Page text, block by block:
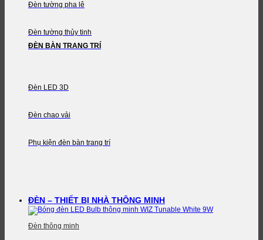
Đèn tường pha lê
Đèn tường thủy tinh
ĐÈN BÀN TRANG TRÍ
Đèn LED 3D
Đèn chao vải
Phụ kiện đèn bàn trang trí
ĐÈN – THIẾT BỊ NHÀ THÔNG MINH
Đèn thông minh